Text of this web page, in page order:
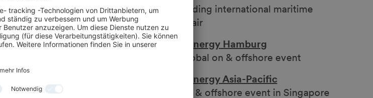
ka külastajana.
teavet
ja soovitused
on tekkinud
pakume: -
kohta -
korral Hamburgi
the leading international maritime
trade fair
WindEnergy Hamburg
The global on & offshore event
WindEnergy Asia-Pacific
The on & offshore event in Singapore